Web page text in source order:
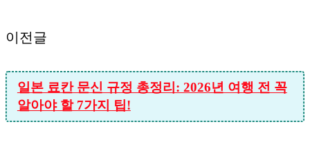
이전글
일본 료칸 문신 규정 총정리: 2026년 여행 전 꼭
알아야 할 7가지 팁!